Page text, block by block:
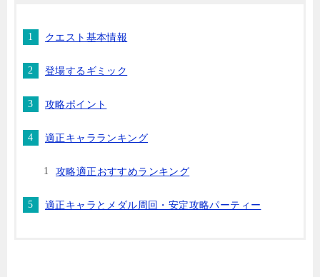
クエスト基本情報
登場するギミック
攻略ポイント
適正キャラランキング
攻略適正おすすめランキング
適正キャラとメダル周回・安定攻略パーティー